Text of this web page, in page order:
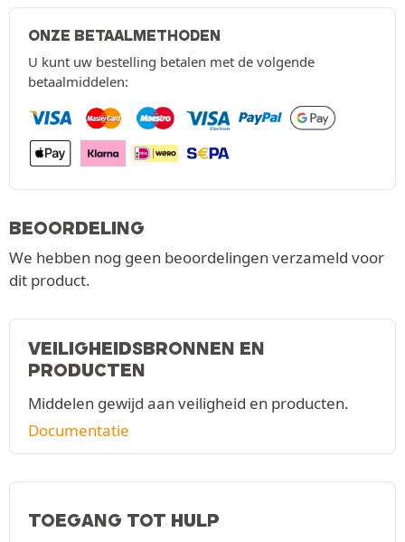
ONZE BETAALMETHODEN
U kunt uw bestelling betalen met de volgende
betaalmiddelen:
BEOORDELING
We hebben nog geen beoordelingen verzameld voor
dit product.
VEILIGHEIDSBRONNEN EN
PRODUCTEN
Middelen gewijd aan veiligheid en producten.
Documentatie
TOEGANG TOT HULP